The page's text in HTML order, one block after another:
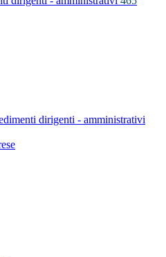
dirigenti - amministrativi